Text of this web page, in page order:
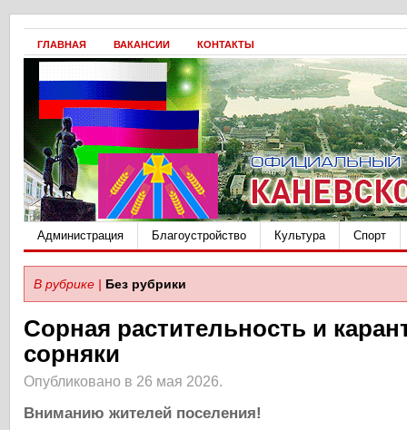
ГЛАВНАЯ ВАКАНСИИ КОНТАКТЫ
Администрация Благоустройство Культура Спорт
В рубрике | Без рубрики
Сорная растительность и
сорняки
Опубликовано в 26 мая 2026.
Вниманию жителей поселения!